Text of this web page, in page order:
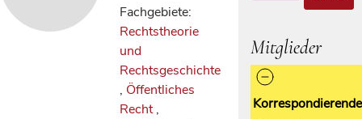
Fachgebiete:
Rechtstheorie
und
Rechtsgeschichte
, Öffentliches
Recht,
Mitglieder
Korrespondierende